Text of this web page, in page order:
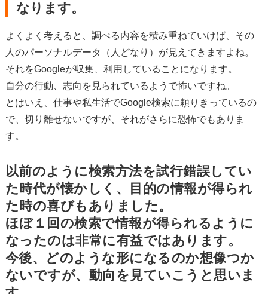
なります。
よくよく考えると、調べる内容を積み重ねていけば、その
人のパーソナルデータ（人どなり）が見えてきますよね。
それをGoogleが収集、利用していることになります。
自分の行動、志向を見られているようで怖いですね。
とはいえ、仕事や私生活でGoogle検索に頼りきっているの
で、切り離せないですが、それがさらに恐怖でもありま
す。
以前のように検索方法を試行錯誤してい
た時代が懐かしく、目的の情報が得られ
た時の喜びもありました。
ほぼ１回の検索で情報が得られるように
なったのは非常に有益ではあります。
今後、どのような形になるのか想像つか
ないですが、動向を見ていこうと思いま